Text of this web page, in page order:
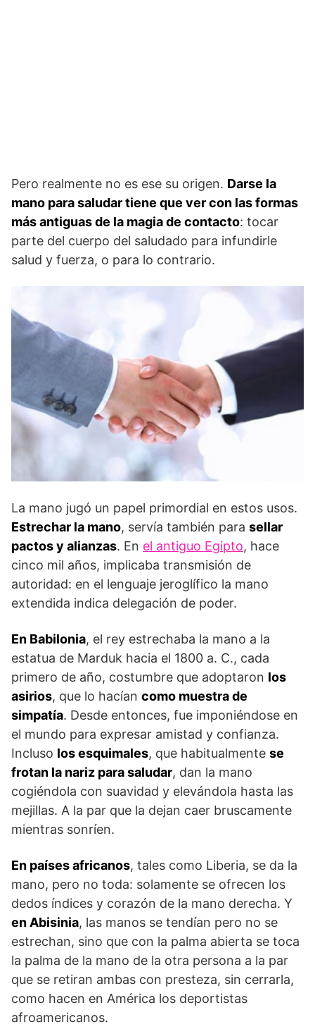
Pero realmente no es ese su origen. Darse la
mano para saludar tiene que ver con las formas
más antiguas de la magia de contacto: tocar
parte del cuerpo del saludado para infundirle
salud y fuerza, o para lo contrario.
La mano jugó un papel primordial en estos usos.
Estrechar la mano, servía también para sellar
pactos y alianzas. En el antiguo Egipto, hace
cinco mil años, implicaba transmisión de
autoridad: en el lenguaje jeroglífico la mano
extendida indica delegación de poder.
En Babilonia, el rey estrechaba la mano a la
estatua de Marduk hacia el 1800 a. C., cada
primero de año, costumbre que adoptaron los
asirios, que lo hacían como muestra de
simpatía. Desde entonces, fue imponiéndose en
el mundo para expresar amistad y confianza.
Incluso los esquimales, que habitualmente se
frotan la nariz para saludar, dan la mano
cogiéndola con suavidad y elevándola hasta las
mejillas. A la par que la dejan caer bruscamente
mientras sonríen.
En países africanos, tales como Liberia, se da la
mano, pero no toda: solamente se ofrecen los
dedos índices y corazón de la mano derecha. Y
en Abisinia, las manos se tendían pero no se
estrechan, sino que con la palma abierta se toca
la palma de la mano de la otra persona a la par
que se retiran ambas con presteza, sin cerrarla,
como hacen en América los deportistas
afroamericanos.